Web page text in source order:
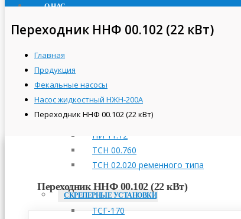
О НАС
ТСН-3,0Б
ПРИВОДНЫЕ СТАНЦИИ
НИ 11.12
ТСН 00.760
ТСН 02.020 ременного типа
СКРЕПЕРНЫЕ УСТАНОВКИ
ТСГ-170
Переходник ННФ 00.102 (22 кВт)
Главная
Продукция
Фекальные насосы
Насос жидкостный НЖН-200А
Переходник ННФ 00.102 (22 кВт)
Переходник ННФ 00.102 (22 кВт)